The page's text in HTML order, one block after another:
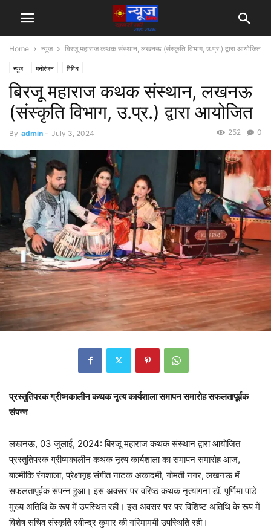
Home न्यूज बिरजू महाराज कथक संस्थान, लखनऊ (संस्कृति विभाग, उ.प्र.) द्वारा आयोजित
न्यूज मनोरंजन विविध
बिरजू महाराज कथक संस्थान, लखनऊ
(संस्कृति विभाग, उ.प्र.) द्वारा आयोजित
By admin - July 3, 2024 0
252
प्रस्तुतिपरक ग्रीष्मकालीन कथक नृत्य कार्यशाला समापन समारोह सफलतापूर्वक
संपन्न
लखनऊ, 03 जुलाई, 2024: बिरजू महाराज कथक संस्थान द्वारा आयोजित
प्रस्तुतिपरक ग्रीष्मकालीन कथक नृत्य कार्यशाला का समापन समारोह आज,
बाल्मीकि रंगशाला, प्रेक्षागृह संगीत नाटक अकादमी, गोमती नगर, लखनऊ में
सफलतापूर्वक संपन्न हुआ। इस अवसर पर वरिष्ठ कथक नृत्यांगना डॉ. पूर्णिमा पांडे
मुख्य अतिथि के रूप में उपस्थित रहीं। इस अवसर पर पर विशिष्ट अतिथि के रूप में
विशेष सचिव संस्कृति रवीन्द्र कुमार की गरिमामयी उपस्थिति रही।